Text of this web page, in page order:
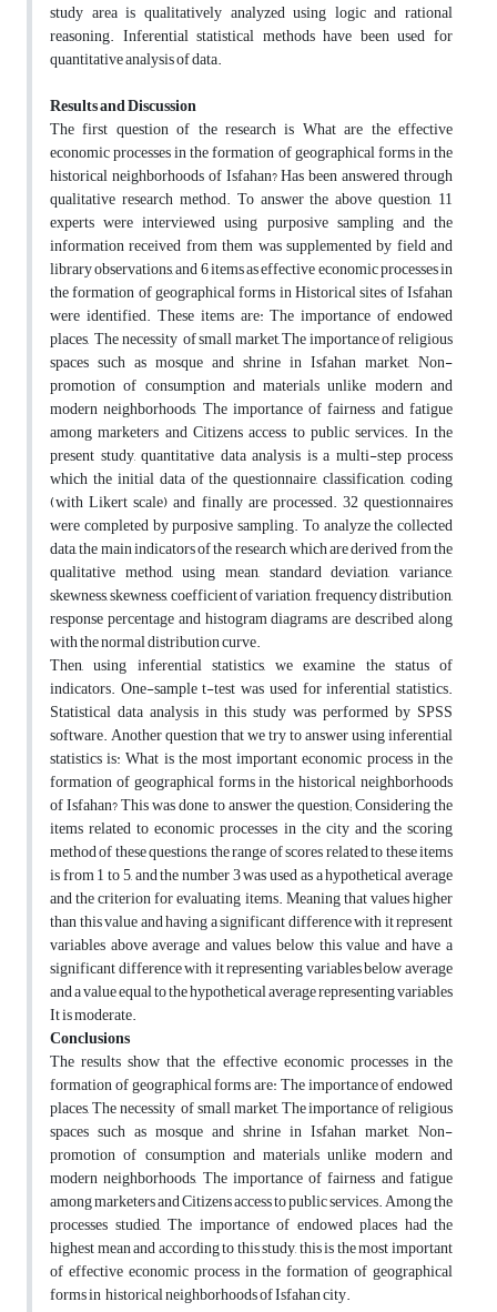
study area is qualitatively analyzed using logic and rational
reasoning. Inferential statistical methods have been used for
quantitative analysis of data.
Results and Discussion
The first question of the research is What are the effective
economic processes in the formation of geographical forms in the
historical neighborhoods of Isfahan? Has been answered through
qualitative research method. To answer the above question, 11
experts were interviewed using purposive sampling and the
information received from them was supplemented by field and
library observations, and 6 items as effective economic processes in
the formation of geographical forms in Historical sites of Isfahan
were identified. These items are: The importance of endowed
places, The necessity of small market, The importance of religious
spaces such as mosque and shrine in Isfahan market, Non-
promotion of consumption and materials unlike modern and
modern neighborhoods, The importance of fairness and fatigue
among marketers and Citizens access to public services. In the
present study, quantitative data analysis is a multi-step process
which the initial data of the questionnaire, classification, coding
(with Likert scale) and finally are processed. 32 questionnaires
were completed by purposive sampling. To analyze the collected
data, the main indicators of the research, which are derived from the
qualitative method, using mean, standard deviation, variance,
skewness, skewness, coefficient of variation, frequency distribution,
response percentage and histogram diagrams are described along
with the normal distribution curve.
Then, using inferential statistics, we examine the status of
indicators. One-sample t-test was used for inferential statistics.
Statistical data analysis in this study was performed by SPSS
software. Another question that we try to answer using inferential
statistics is: What is the most important economic process in the
formation of geographical forms in the historical neighborhoods
of Isfahan? This was done to answer the question; Considering the
items related to economic processes in the city and the scoring
method of these questions, the range of scores related to these items
is from 1 to 5, and the number 3 was used as a hypothetical average
and the criterion for evaluating items. Meaning that values ​​higher
than this value and having a significant difference with it represent
variables above average and values ​​below this value and have a
significant difference with it representing variables below average
and a value equal to the hypothetical average representing variables
It is moderate.
Conclusions
The results show that the effective economic processes in the
formation of geographical forms are: The importance of endowed
places, The necessity of small market, The importance of religious
spaces such as mosque and shrine in Isfahan market, Non-
promotion of consumption and materials unlike modern and
modern neighborhoods, The importance of fairness and fatigue
among marketers and Citizens access to public services. Among the
processes studied, The importance of endowed places had the
highest mean and according to this study, this is the most important
of effective economic process in the formation of geographical
forms in historical neighborhoods of Isfahan city.